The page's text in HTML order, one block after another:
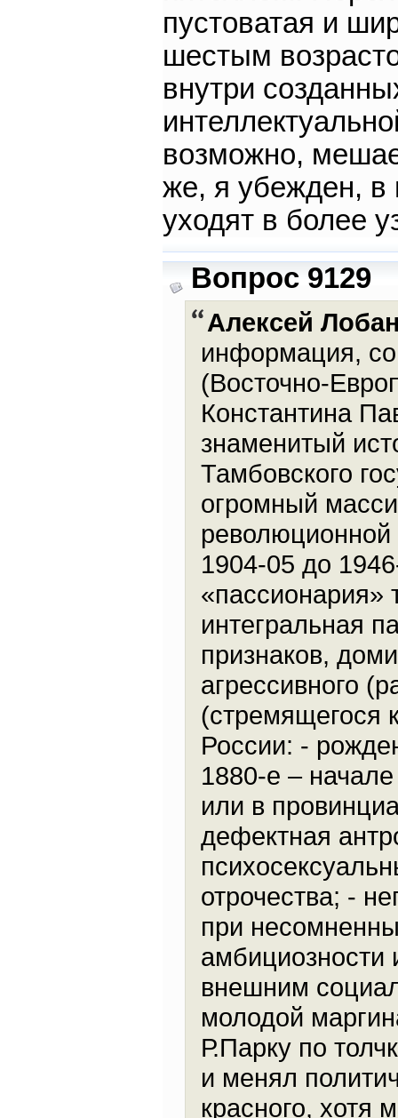
пустоватая и
шестым
внутри
возможно,
же, я убежден, в
уходят в более
Вопрос 9129
Алексей
информация,
(Восточно-
Константина
знаменитый
Тамбовского
огромный
революционной
1904-05 до
«пассионария»
интегральная
признаков,
агрессивного
(стремящегося
России: -
1880-е –
или в
дефектная
отрочества; -
при
амбициозности
внешним
молодой
Р.Парку по
и менял
красного, хотя